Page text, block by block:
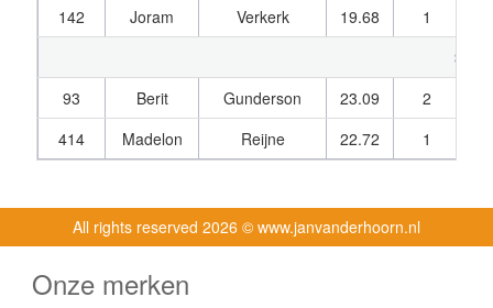
142
Joram Verkerk 19.68 1
93
Berit Gunderson 23.09 2
414
Madelon Reijne 22.72 1
All rights reserved 2026 © www.janvanderhoorn.nl
Onze merken